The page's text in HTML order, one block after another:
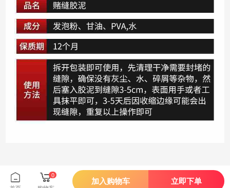
0
加入购物车 立即下单